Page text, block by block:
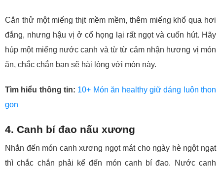
Cắn thử một miếng thịt mềm mềm, thêm miếng khổ qua hơi
đắng, nhưng hậu vị ở cổ họng lại rất ngọt và cuốn hút. Hãy
húp một miếng nước canh và từ từ cảm nhận hương vị món
ăn, chắc chắn bạn sẽ hài lòng với món này.
Tìm hiểu thông tin: 10+ Món ăn healthy giữ dáng luôn thon
gọn
4. Canh bí đao nấu xương
Nhắn đến món canh xương ngọt mát cho ngày hè ngột ngạt
thì chắc chắn phải kể đến món canh bí đao. Nước canh